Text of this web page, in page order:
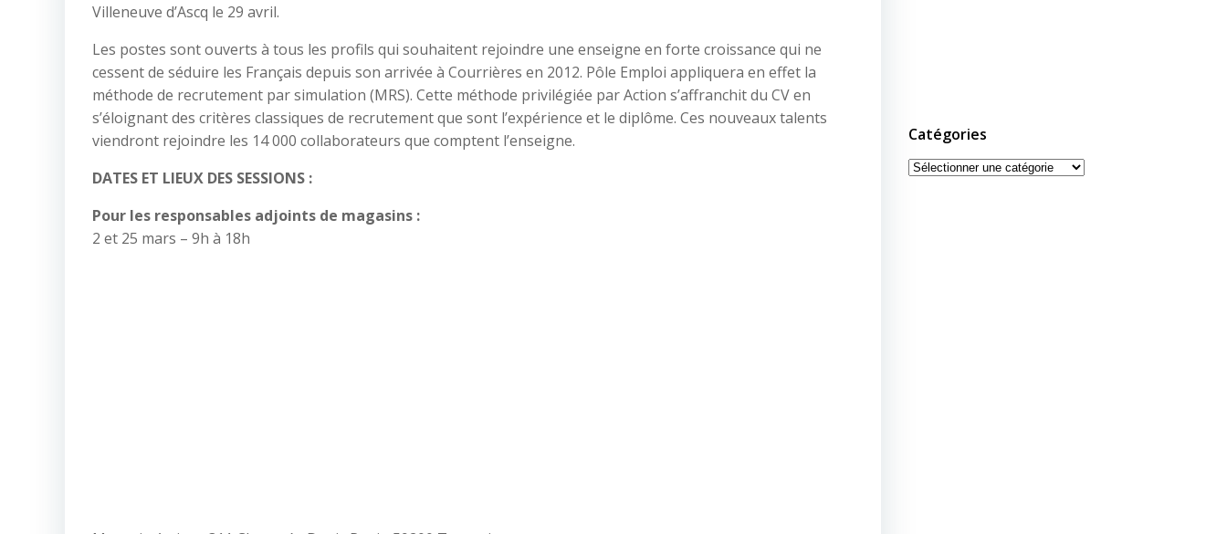
Villeneuve d’Ascq le 29 avril.
Les postes sont ouverts à tous les profils qui souhaitent rejoindre une enseigne en forte croissance qui ne
cessent de séduire les Français depuis son arrivée à Courrières en 2012. Pôle Emploi appliquera en effet la
méthode de recrutement par simulation (MRS). Cette méthode privilégiée par Action s’affranchit du CV en
s’éloignant des critères classiques de recrutement que sont l’expérience et le diplôme. Ces nouveaux talents
viendront rejoindre les 14 000 collaborateurs que comptent l’enseigne.
DATES ET LIEUX DES SESSIONS :
Pour les responsables adjoints de magasins :
2 et 25 mars – 9h à 18h
Catégories
Catégories